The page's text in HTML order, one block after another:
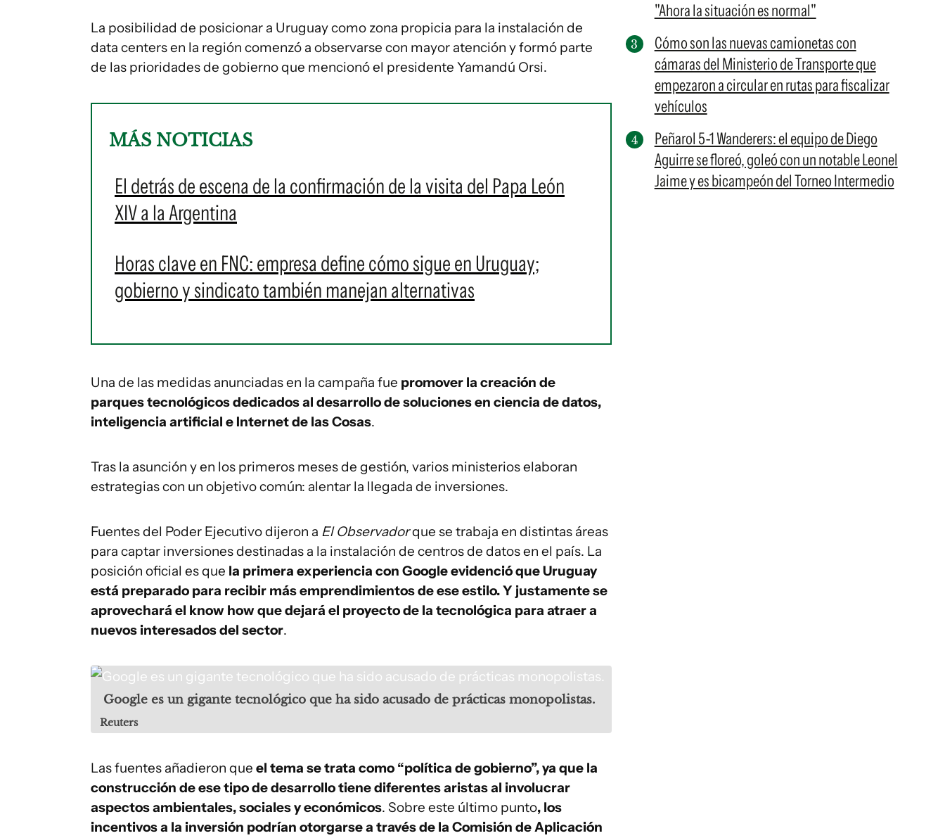
La posibilidad de posicionar a Uruguay como zona propicia para la instalación de
data centers en la región comenzó a observarse con mayor atención y formó parte
de las prioridades de gobierno que mencionó el presidente Yamandú Orsi.
MÁS NOTICIAS
El detrás de escena de la confirmación de la visita del Papa León
XIV a la Argentina
Horas clave en FNC: empresa define cómo sigue en Uruguay;
gobierno y sindicato también manejan alternativas
Una de las medidas anunciadas en la campaña fue promover la creación de
parques tecnológicos dedicados al desarrollo de soluciones en ciencia de datos,
inteligencia artificial e Internet de las Cosas.
Tras la asunción y en los primeros meses de gestión, varios ministerios elaboran
estrategias con un objetivo común: alentar la llegada de inversiones.
Fuentes del Poder Ejecutivo dijeron a El Observadorque se trabaja en distintas áreas
para captar inversiones destinadas a la instalación de centros de datos en el país. La
posición oficial es que la primera experiencia con Google evidenció que Uruguay
está preparado para recibir más emprendimientos de ese estilo. Y justamente se
aprovechará el know how que dejará el proyecto de la tecnológica para atraer a
nuevos interesados del sector.
Google es un gigante tecnológico que ha sido acusado de prácticas monopolistas.
Reuters
Las fuentes añadieron que el tema se trata como “política de gobierno”, ya que la
construcción de ese tipo de desarrollo tiene diferentes aristas al involucrar
aspectos ambientales, sociales y económicos. Sobre este último punto, los
incentivos a la inversión podrían otorgarse a través de la Comisión de Aplicación
"Ahora la situación es normal"
Cómo son las nuevas camionetas con
cámaras del Ministerio de Transporte que
empezaron a circular en rutas para fiscalizar
vehículos
Peñarol 5-1 Wanderers: el equipo de Diego
Aguirre se floreó, goleó con un notable Leonel
Jaime y es bicampeón del Torneo Intermedio